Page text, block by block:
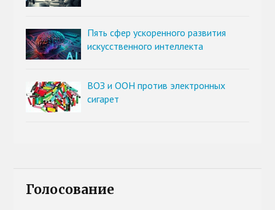
Пять сфер ускоренного развития
искусственного интеллекта
ВОЗ и ООН против электронных
сигарет
Голосование